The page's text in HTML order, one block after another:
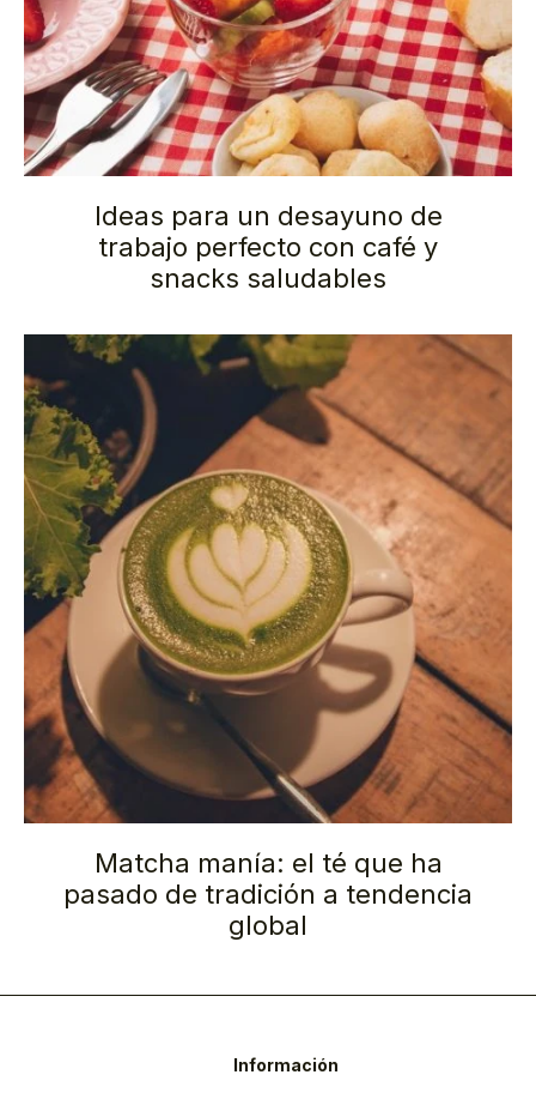
Ideas para un desayuno de
trabajo perfecto con café y
snacks saludables
Matcha manía: el té que ha
pasado de tradición a tendencia
global
Información